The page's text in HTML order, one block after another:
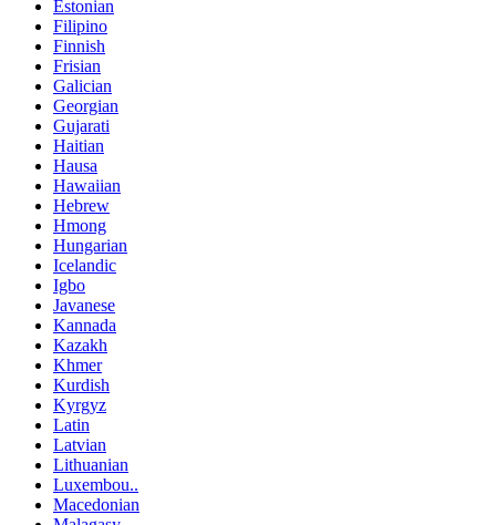
Estonian
Filipino
Finnish
Frisian
Galician
Georgian
Gujarati
Haitian
Hausa
Hawaiian
Hebrew
Hmong
Hungarian
Icelandic
Igbo
Javanese
Kannada
Kazakh
Khmer
Kurdish
Kyrgyz
Latin
Latvian
Lithuanian
Luxembou..
Macedonian